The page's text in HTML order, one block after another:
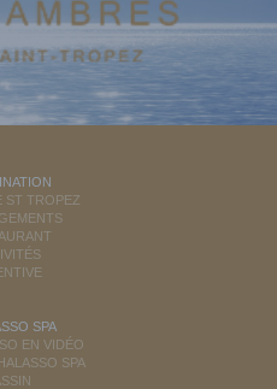
ST TROPEZ
SPA
EN VIDÉO
SPA